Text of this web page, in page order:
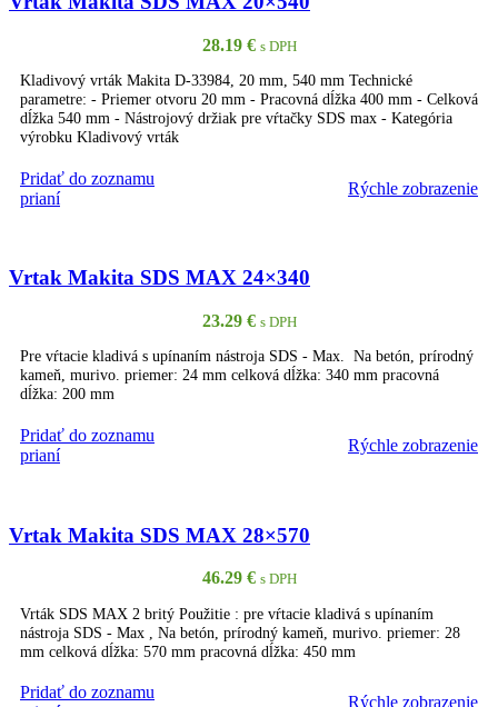
28.19 € s DPH
Kladivový vrták Makita D-33984, 20 mm, 540 mm Technické
parametre: - Priemer otvoru 20 mm - Pracovná dĺžka 400 mm - Celková
dĺžka 540 mm - Nástrojový držiak pre vŕtačky SDS max - Kategória
výrobku Kladivový vrták
Pridať do zoznamu
prianí
Rýchle zobrazenie
Vrtak Makita SDS MAX 24×340
23.29 € s DPH
Pre vŕtacie kladivá s upínaním nástroja SDS - Max. Na betón, prírodný
kameň, murivo. priemer: 24 mm celková dĺžka: 340 mm pracovná
dĺžka: 200 mm
Pridať do zoznamu
prianí
Rýchle zobrazenie
Vrtak Makita SDS MAX 28×570
46.29 € s DPH
Vrták SDS MAX 2 britý Použitie : pre vŕtacie kladivá s upínaním
nástroja SDS - Max , Na betón, prírodný kameň, murivo. priemer: 28
mm celková dĺžka: 570 mm pracovná dĺžka: 450 mm
Pridať do zoznamu
Rýchle zobrazenie